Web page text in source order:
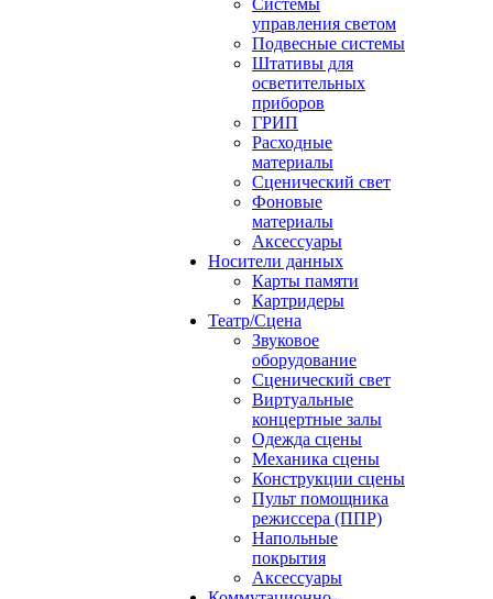
Системы
управления светом
Подвесные системы
Штативы для
осветительных
приборов
ГРИП
Расходные
материалы
Сценический свет
Фоновые
материалы
Аксессуары
Носители данных
Карты памяти
Картридеры
Театр/Сцена
Звуковое
оборудование
Сценический свет
Виртуальные
концертные залы
Одежда сцены
Механика сцены
Конструкции сцены
Пульт помощника
режиссера (ППР)
Напольные
покрытия
Аксессуары